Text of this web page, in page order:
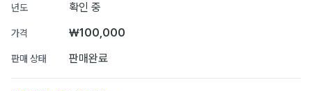
년도 확인 중
가격 ₩100,000
판매 상태 판매완료